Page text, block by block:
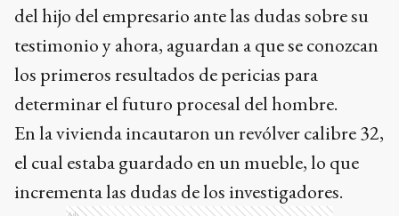
del hijo del empresario ante las dudas sobre su
testimonio y ahora, aguardan a que se conozcan
los primeros resultados de pericias para
determinar el futuro procesal del hombre.
En la vivienda incautaron un revólver calibre 32,
el cual estaba guardado en un mueble, lo que
incrementa las dudas de los investigadores.
Ads